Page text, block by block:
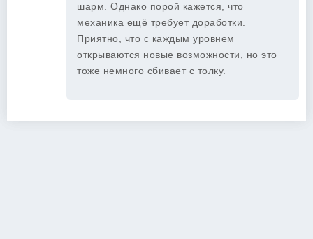
шарм. Однако порой кажется, что
механика ещё требует доработки.
Приятно, что с каждым уровнем
открываются новые возможности, но это
тоже немного сбивает с толку.